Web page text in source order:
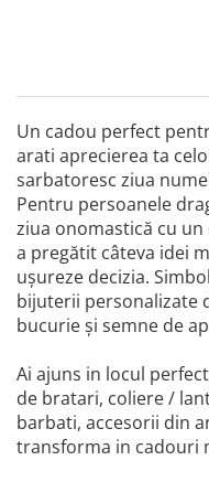
Un cadou perfect
arati aprecierea ta
sarbatoresc ziua
Pentru persoanele
ziua onomastică cu un
a pregătit câteva idei
ușureze decizia.
bijuterii personalizate
bucurie și semne de
Ai ajuns in locul
de bratari, coliere /
barbati, accesorii din
transforma in cadouri